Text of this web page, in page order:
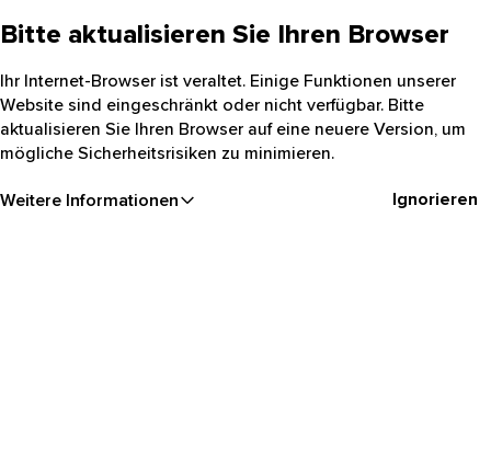
Bitte aktualisieren Sie Ihren Browser
Ihr Internet-Browser ist veraltet. Einige Funktionen unserer
Website sind eingeschränkt oder nicht verfügbar. Bitte
aktualisieren Sie Ihren Browser auf eine neuere Version, um
mögliche Sicherheitsrisiken zu minimieren.
Weitere Informationen Ignorieren